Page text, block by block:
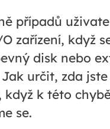
případů
zařízení, když
disk nebo
Jak určit, zda
když k této
se.